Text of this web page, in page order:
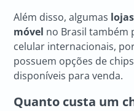
Além disso, algumas
móvel no Brasil também
celular internacionais,
possuem opções de
disponíveis para venda.
Quanto custa um